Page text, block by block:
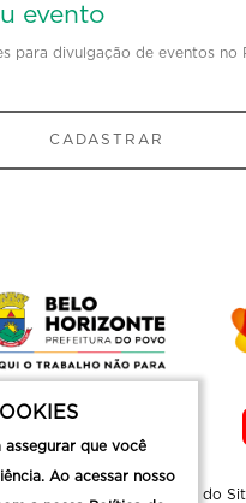
evento
para divulgação de eventos no
CADASTRAR
Mapa do
assegurar que você
Ao acessar nosso